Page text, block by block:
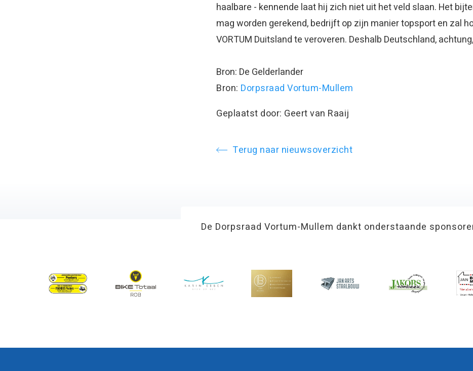
haalbare - kennende laat hij zich niet uit het veld slaan. Het
mag worden gerekend, bedrijft op zijn manier topsport en zal
VORTUM Duitsland te veroveren. Deshalb Deutschland,
Bron: De Gelderlander
Bron: Dorpsraad Vortum-Mullem
Geplaatst door: Geert van Raaij
Terug naar nieuwsoverzicht
De Dorpsraad Vortum-Mullem dankt onderstaande